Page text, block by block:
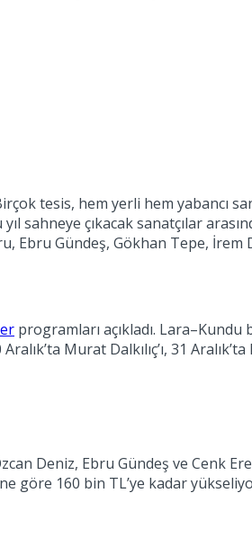
tesis, hem yerli hem yabancı
sahneye çıkacak sanatçılar
Ebru Gündeş, Gökhan Tepe, İrem
programları açıkladı.
Murat Dalkılıç’ı, 31 Aralık’ta
Deniz, Ebru Gündeş ve Cenk
160 bin TL’ye kadar